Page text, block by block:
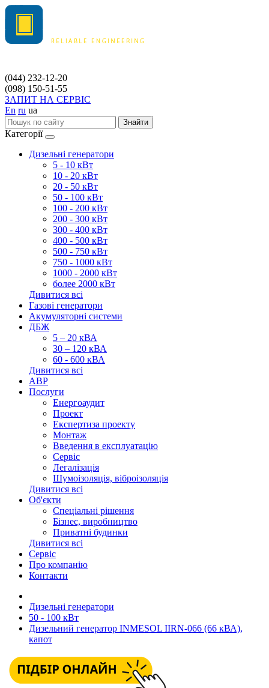
(044) 232-12-20
(098) 150-51-55
ЗАПИТ НА СЕРВІС
En ru ua
Знайти
Категорії
Дизельні генератори
5 - 10 кВт
10 - 20 кВт
20 - 50 кВт
50 - 100 кВт
100 - 200 кВт
200 - 300 кВт
300 - 400 кВт
400 - 500 кВт
500 - 750 кВт
750 - 1000 кВт
1000 - 2000 кВт
более 2000 кВт
Дивитися всі
Газові генератори
Акумуляторні системи
ДБЖ
5 – 20 кВА
30 – 120 кВА
60 - 600 кВА
Дивитися всі
АВР
Послуги
Енергоаудит
Проект
Експертиза проекту
Монтаж
Введення в експлуатацію
Сервіс
Легалізація
Шумоізоляція, віброізоляція
Дивитися всі
Об'єкти
Спеціальні рішення
Бізнес, виробництво
Приватні будинки
Дивитися всі
Сервіс
Про компанію
Контакти
Дизельні генератори
50 - 100 кВт
Дизельний генератор INMESOL IIRN-066 (66 кВА),
капот